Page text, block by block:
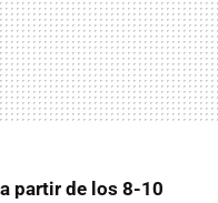
partir de los 8-10